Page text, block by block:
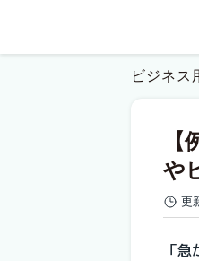
ビジネス
や
更
「